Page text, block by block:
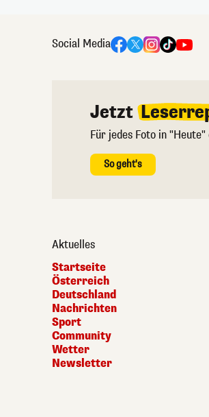
Social Media
Jetzt
Für jedes Foto in
So geht's
Aktuelles
Startseite
Österreich
Deutschland
Nachrichten
Sport
Community
Wetter
Newsletter